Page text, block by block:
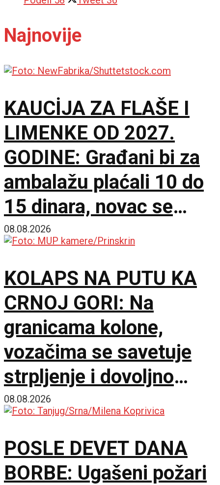
Najnovije
KAUCİJA ZA FLAŠE I
LIMENKE OD 2027.
GODINE: Građani bi za
ambalažu plaćali 10 do
15 dinara, novac se
vraća nakon povratka
08.08.2026
KOLAPS NA PUTU KA
CRNOJ GORI: Na
granicama kolone,
vozačima se savetuje
strpljenje i dovoljno
vode
08.08.2026
POSLE DEVET DANA
BORBE: Ugašeni požari